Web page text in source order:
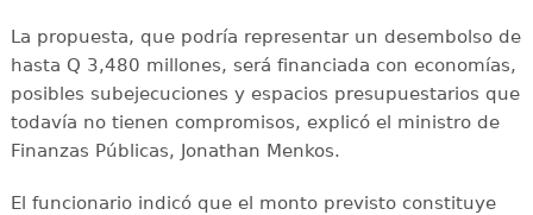
La propuesta, que podría representar un desembolso de
hasta Q 3,480 millones, será financiada con economías,
posibles subejecuciones y espacios presupuestarios que
todavía no tienen compromisos, explicó el ministro de
Finanzas Públicas, Jonathan Menkos.
El funcionario indicó que el monto previsto constituye